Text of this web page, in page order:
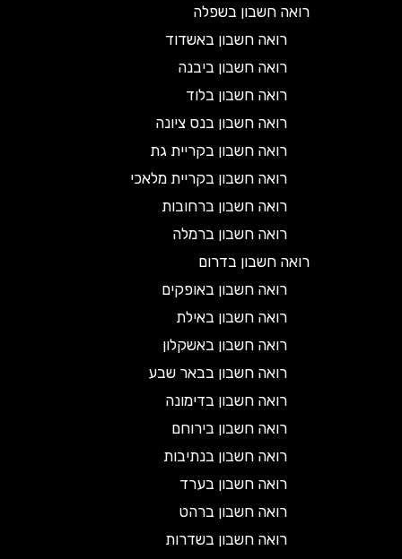
רואה חשבון בשפלה
רואה חשבון באשדוד
רואה חשבון ביבנה
רואה חשבון בלוד
רואה חשבון בנס ציונה
רואה חשבון בקריית גת
רואה חשבון בקריית מלאכי
רואה חשבון ברחובות
רואה חשבון ברמלה
רואה חשבון בדרום
רואה חשבון באופקים
רואה חשבון באילת
רואה חשבון באשקלון
רואה חשבון בבאר שבע
רואה חשבון בדימונה
רואה חשבון בירוחם
רואה חשבון בנתיבות
רואה חשבון בערד
רואה חשבון ברהט
רואה חשבון בשדרות